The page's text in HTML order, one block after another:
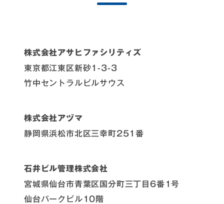
株式会社アサヒファシリティズ
東京都江東区新砂1-3-3
竹中セントラルビルサウス
株式会社アヅマ
静岡県浜松市北区三幸町251番
石井ビル管理株式会社
宮城県仙台市青葉区国分町三丁目6番1号
仙台パークビル10階